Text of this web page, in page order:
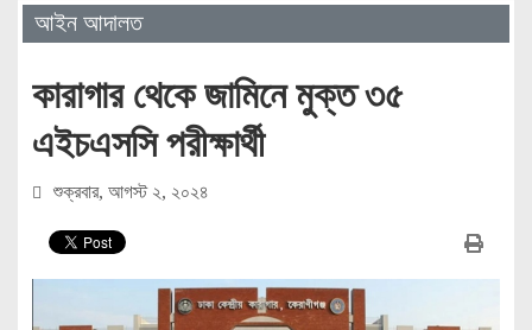
আইন আদালত
কারাগার থেকে জামিনে মুক্ত ৩৫
এইচএসসি পরীক্ষার্থী
শুক্রবার, আগস্ট ২, ২০২৪